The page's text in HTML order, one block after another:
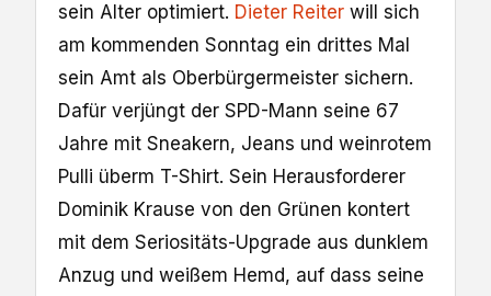
sein Alter optimiert. Dieter Reiter will sich
am kommenden Sonntag ein drittes Mal
sein Amt als Oberbürgermeister sichern.
Dafür verjüngt der SPD-Mann seine 67
Jahre mit Sneakern, Jeans und weinrotem
Pulli überm T-Shirt. Sein Herausforderer
Dominik Krause von den Grünen kontert
mit dem Seriositäts-Upgrade aus dunklem
Anzug und weißem Hemd, auf dass seine